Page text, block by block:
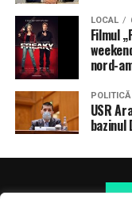
LOCAL
Filmul
nord-
POLITICĂ
USR
bazinul